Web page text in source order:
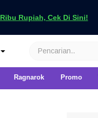
Rupiah, Cek Di Sini!
Ragnarok Promo